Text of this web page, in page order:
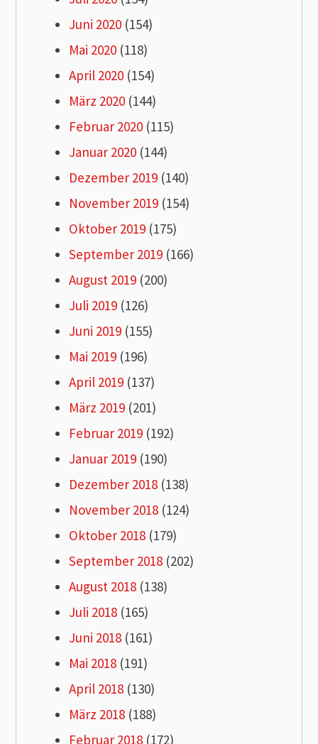
Juni 2020 (154)
Mai 2020 (118)
April 2020 (154)
März 2020 (144)
Februar 2020 (115)
Januar 2020 (144)
Dezember 2019 (140)
November 2019 (154)
Oktober 2019 (175)
September 2019 (166)
August 2019 (200)
Juli 2019 (126)
Juni 2019 (155)
Mai 2019 (196)
April 2019 (137)
März 2019 (201)
Februar 2019 (192)
Januar 2019 (190)
Dezember 2018 (138)
November 2018 (124)
Oktober 2018 (179)
September 2018 (202)
August 2018 (138)
Juli 2018 (165)
Juni 2018 (161)
Mai 2018 (191)
April 2018 (130)
März 2018 (188)
Februar 2018 (172)